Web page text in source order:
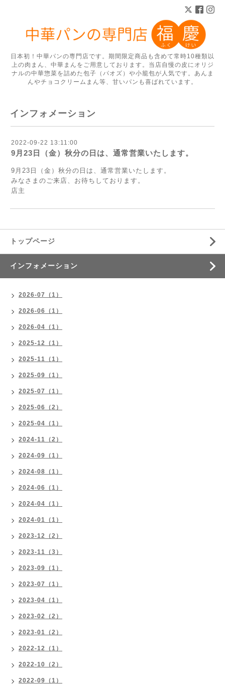
日本初！中華パンの専門店です。期間限定商品も含めて常時10種類以
上の肉まん、中華まんをご用意しております。当店自慢の皮にオリジ
ナルの中華惣菜を詰めた包子（パオズ）や小籠包が人気です。あんま
んやチョコクリームまん等、甘いパンも喜ばれています。
インフォメーション
2022-09-22 13:11:00
9月23日（金）秋分の日は、通常営業いたします。
9月23日（金）秋分の日は、通常営業いたします。
みなさまのご来店、お待ちしております。
店主
トップページ
インフォメーション
2026-07（1）
2026-06（1）
2026-04（1）
2025-12（1）
2025-11（1）
2025-09（1）
2025-07（1）
2025-06（2）
2025-04（1）
2024-11（2）
2024-09（1）
2024-08（1）
2024-06（1）
2024-04（1）
2024-01（1）
2023-12（2）
2023-11（3）
2023-09（1）
2023-07（1）
2023-04（1）
2023-02（2）
2023-01（2）
2022-12（1）
2022-10（2）
2022-09（1）